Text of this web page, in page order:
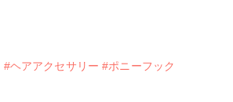
#ヘアアクセサリー #ポニーフック